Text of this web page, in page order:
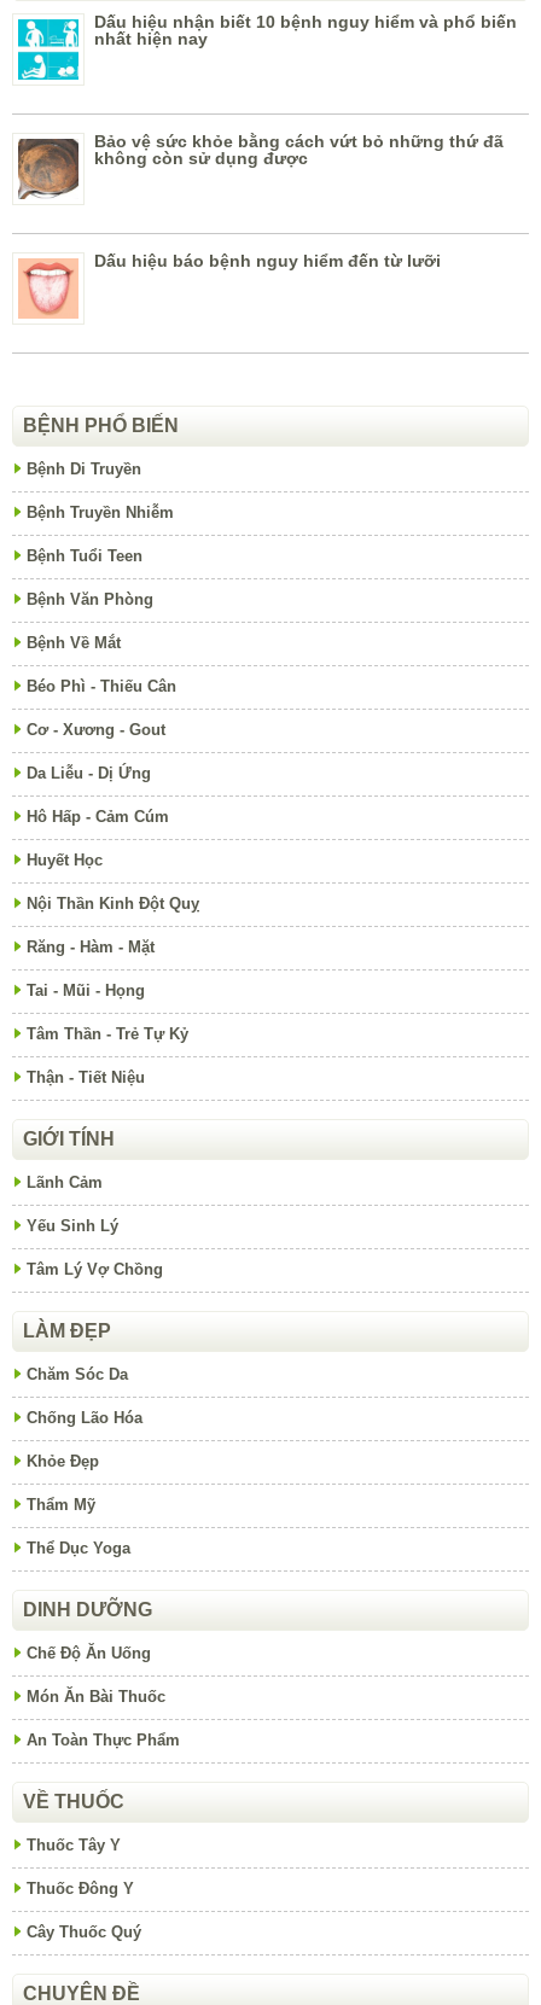
Dấu hiệu nhận biết 10 bệnh nguy hiểm và phổ biến
nhất hiện nay
Bảo vệ sức khỏe bằng cách vứt bỏ những thứ đã
không còn sử dụng được
Dấu hiệu báo bệnh nguy hiểm đến từ lưỡi
BỆNH PHỔ BIẾN
Bệnh Di Truyền
Bệnh Truyền Nhiễm
Bệnh Tuổi Teen
Bệnh Văn Phòng
Bệnh Về Mắt
Béo Phì - Thiếu Cân
Cơ - Xương - Gout
Da Liễu - Dị Ứng
Hô Hấp - Cảm Cúm
Huyết Học
Nội Thần Kinh Đột Quỵ
Răng - Hàm - Mặt
Tai - Mũi - Họng
Tâm Thần - Trẻ Tự Kỷ
Thận - Tiết Niệu
GIỚI TÍNH
Lãnh Cảm
Yếu Sinh Lý
Tâm Lý Vợ Chồng
LÀM ĐẸP
Chăm Sóc Da
Chống Lão Hóa
Khỏe Đẹp
Thẩm Mỹ
Thể Dục Yoga
DINH DƯỠNG
Chế Độ Ăn Uống
Món Ăn Bài Thuốc
An Toàn Thực Phẩm
VỀ THUỐC
Thuốc Tây Y
Thuốc Đông Y
Cây Thuốc Quý
CHUYÊN ĐỀ